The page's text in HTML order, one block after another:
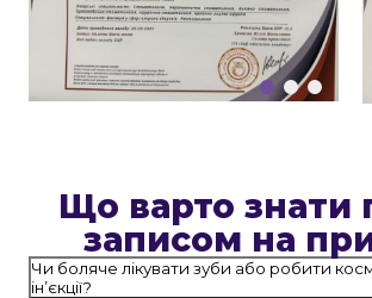
Що варто знати
записом на
Чи боляче лікувати зуби або робити
ін’єкції?